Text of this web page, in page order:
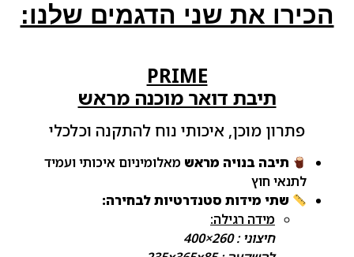
הכירו את שני הדגמים שלנו:
PRIME
תיבת דואר מוכנה מראש
פתרון מוכן, איכותי נוח להתקנה וכלכלי
תיבה בנויה מראש מאלומיניום איכותי ועמיד
לתנאי חוץ
שתי מידות סטנדרטיות לבחירה:
מידה רגילה:
חיצוני : 260×400